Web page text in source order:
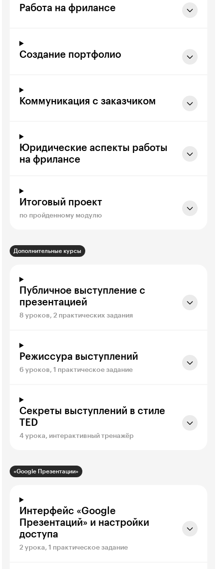
Работа на фрилансе
Создание портфолио
Коммуникация с заказчиком
Юридические аспекты работы
на фрилансе
Итоговый проект
по пройденному модулю
Дополнительные курсы
Публичное выступление с
презентацией
8 уроков, 2 практических задания
Режиссура выступлений
6 уроков, 1 практическое задание
Секреты выступлений в стиле
TED
4 урока, интерактивный тренажёр
«Google Презентации»
Интерфейс «Google
Презентаций» и настройки
доступа
2 урока, 1 практическое задание